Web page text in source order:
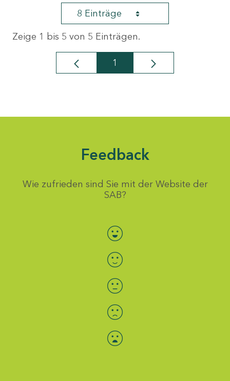
8 Einträge
Zeige 1 bis 5 von 5 Einträgen.
Seite
1
Feedback
Wie zufrieden sind Sie mit der Website der
SAB?
Bewertung auswählen